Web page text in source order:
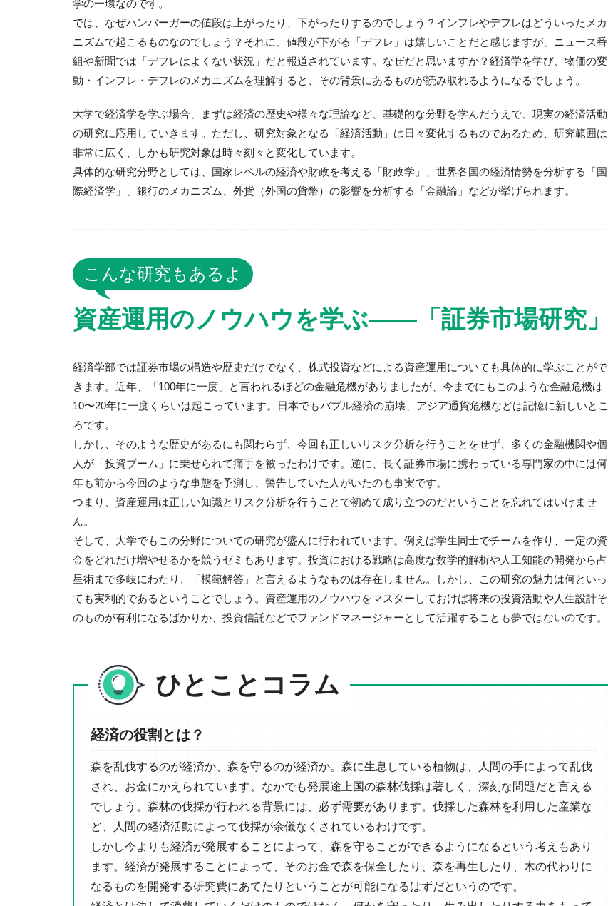
学の一環なのです。
では、なぜハンバーガーの値段は上がったり、下がったりするのでしょう？インフレやデフレはどういったメカ
ニズムで起こるものなのでしょう？それに、値段が下がる「デフレ」は嬉しいことだと感じますが、ニュース番
組や新聞では「デフレはよくない状況」だと報道されています。なぜだと思いますか？経済学を学び、物価の変
動・インフレ・デフレのメカニズムを理解すると、その背景にあるものが読み取れるようになるでしょう。
大学で経済学を学ぶ場合、まずは経済の歴史や様々な理論など、基礎的な分野を学んだうえで、現実の経済活動
の研究に応用していきます。ただし、研究対象となる「経済活動」は日々変化するものであるため、研究範囲は
非常に広く、しかも研究対象は時々刻々と変化しています。
具体的な研究分野としては、国家レベルの経済や財政を考える「財政学」、世界各国の経済情勢を分析する「国
際経済学」、銀行のメカニズム、外貨（外国の貨幣）の影響を分析する「金融論」などが挙げられます。
こんな研究もあるよ
資産運用のノウハウを学ぶ——「証券市場研究」
経済学部では証券市場の構造や歴史だけでなく、株式投資などによる資産運用についても具体的に学ぶことがで
きます。近年、「100年に一度」と言われるほどの金融危機がありましたが、今までにもこのような金融危機は
10〜20年に一度くらいは起こっています。日本でもバブル経済の崩壊、アジア通貨危機などは記憶に新しいとこ
ろです。
しかし、そのような歴史があるにも関わらず、今回も正しいリスク分析を行うことをせず、多くの金融機関や個
人が「投資ブーム」に乗せられて痛手を被ったわけです。逆に、長く証券市場に携わっている専門家の中には何
年も前から今回のような事態を予測し、警告していた人がいたのも事実です。
つまり、資産運用は正しい知識とリスク分析を行うことで初めて成り立つのだということを忘れてはいけませ
ん。
そして、大学でもこの分野についての研究が盛んに行われています。例えば学生同士でチームを作り、一定の資
金をどれだけ増やせるかを競うゼミもあります。投資における戦略は高度な数学的解析や人工知能の開発から占
星術まで多岐にわたり、「模範解答」と言えるようなものは存在しません。しかし、この研究の魅力は何といっ
ても実利的であるということでしょう。資産運用のノウハウをマスターしておけば将来の投資活動や人生設計そ
のものが有利になるばかりか、投資信託などでファンドマネージャーとして活躍することも夢ではないのです。
ひとことコラム
経済の役割とは？
森を乱伐するのが経済か、森を守るのが経済か。森に生息している植物は、人間の手によって乱伐
され、お金にかえられています。なかでも発展途上国の森林伐採は著しく、深刻な問題だと言える
でしょう。森林の伐採が行われる背景には、必ず需要があります。伐採した森林を利用した産業な
ど、人間の経済活動によって伐採が余儀なくされているわけです。
しかし今よりも経済が発展することによって、森を守ることができるようになるという考えもあり
ます。経済が発展することによって、そのお金で森を保全したり、森を再生したり、木の代わりに
なるものを開発する研究費にあてたりということが可能になるはずだというのです。